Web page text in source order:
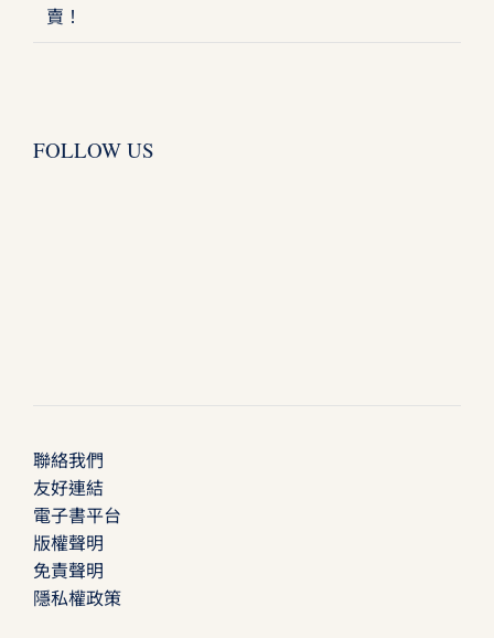
賣！
FOLLOW US
聯絡我們
友好連結
電子書平台
版權聲明
免責聲明
隱私權政策